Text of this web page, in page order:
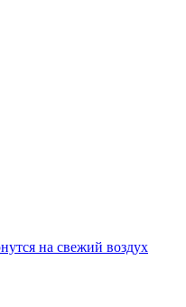
на свежий воздух